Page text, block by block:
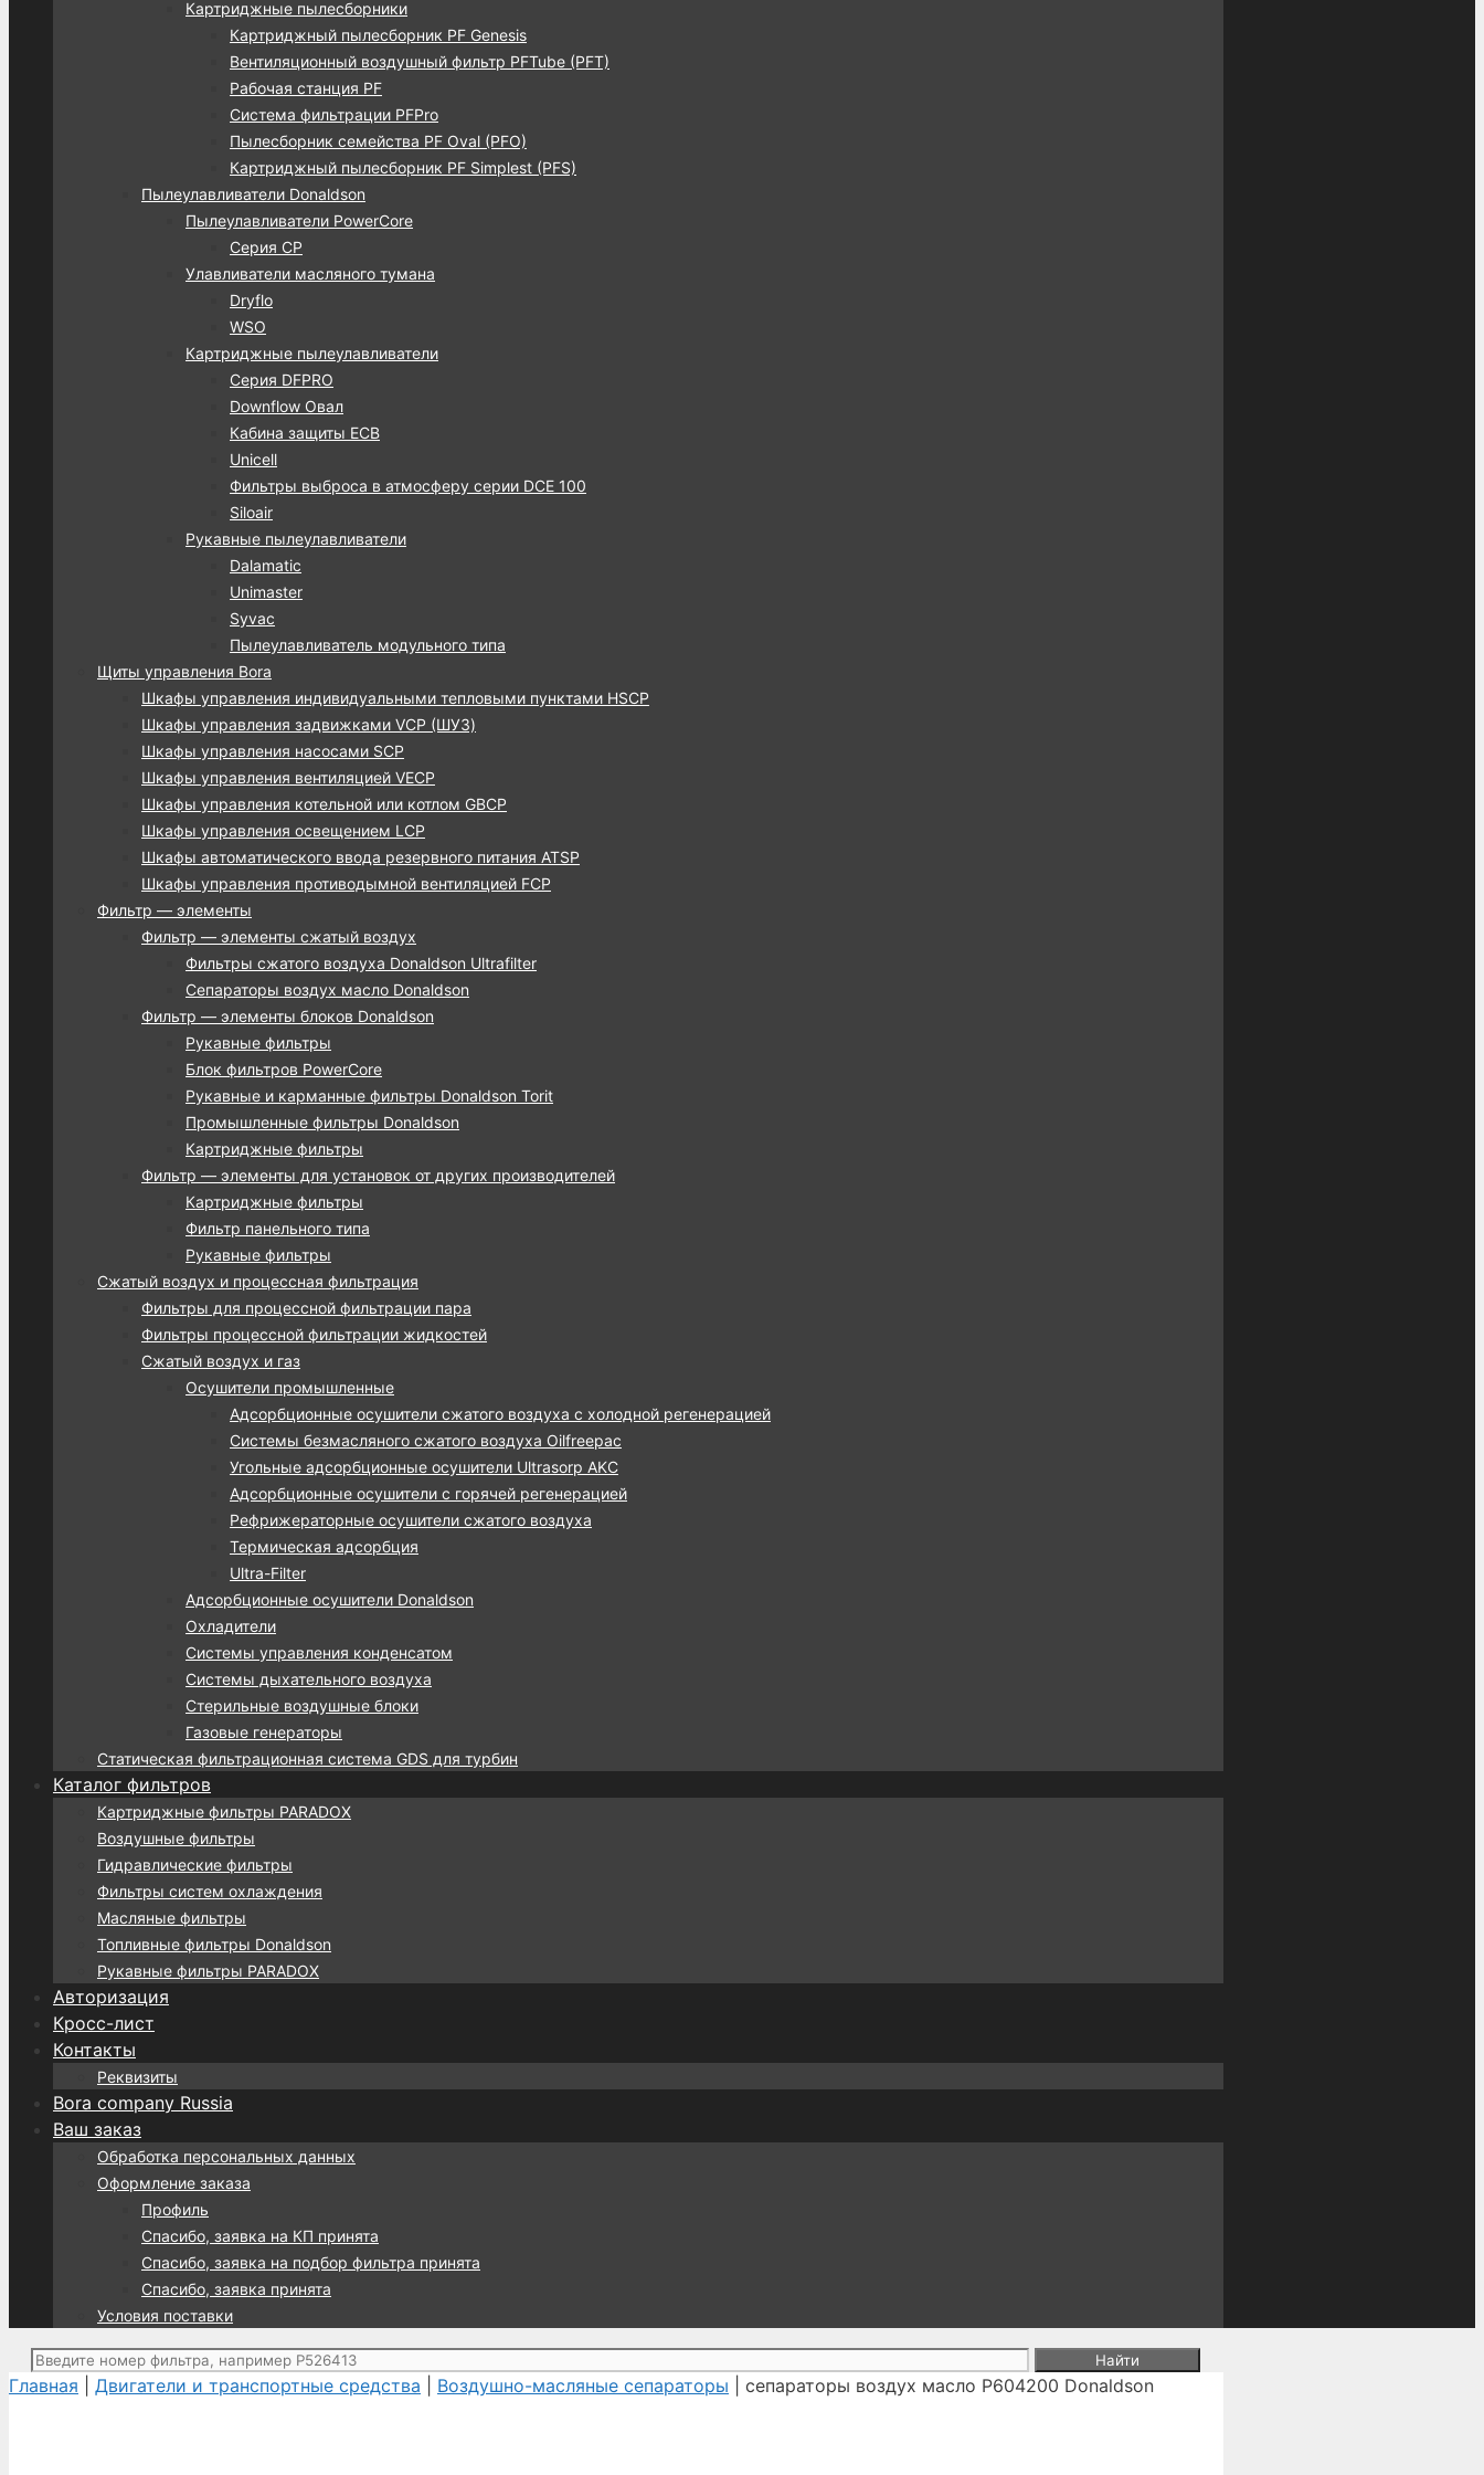
Картриджные пылесборники
Картриджный пылесборник PF Genesis
Вентиляционный воздушный фильтр PFTube (PFT)
Рабочая станция PF
Система фильтрации PFPro
Пылесборник семейства PF Oval (PFO)
Картриджный пылесборник PF Simplest (PFS)
Пылеулавливатели Donaldson
Пылеулавливатели PowerCore
Серия CP
Улавливатели масляного тумана
Dryflo
WSO
Картриджные пылеулавливатели
Серия DFPRO
Downflow Овал
Кабина защиты ECB
Unicell
Фильтры выброса в атмосферу серии DCE 100
Siloair
Рукавные пылеулавливатели
Dalamatic
Unimaster
Syvac
Пылеулавливатель модульного типа
Щиты управления Bora
Шкафы управления индивидуальными тепловыми пунктами HSCP
Шкафы управления задвижками VCP (ШУЗ)
Шкафы управления насосами SCP
Шкафы управления вентиляцией VECP
Шкафы управления котельной или котлом GBCP
Шкафы управления освещением LCP
Шкафы автоматического ввода резервного питания ATSP
Шкафы управления противодымной вентиляцией FCP
Фильтр — элементы
Фильтр — элементы сжатый воздух
Фильтры сжатого воздуха Donaldson Ultrafilter
Сепараторы воздух масло Donaldson
Фильтр — элементы блоков Donaldson
Рукавные фильтры
Блок фильтров PowerCore
Рукавные и карманные фильтры Donaldson Torit
Промышленные фильтры Donaldson
Картриджные фильтры
Фильтр — элементы для установок от других производителей
Картриджные фильтры
Фильтр панельного типа
Рукавные фильтры
Сжатый воздух и процессная фильтрация
Фильтры для процессной фильтрации пара
Фильтры процессной фильтрации жидкостей
Сжатый воздух и газ
Осушители промышленные
Адсорбционные осушители сжатого воздуха с холодной регенерацией
Системы безмасляного сжатого воздуха Oilfreepac
Угольные адсорбционные осушители Ultrasorp AKC
Адсорбционные осушители с горячей регенерацией
Рефрижераторные осушители сжатого воздуха
Термическая адсорбция
Ultra-Filter
Адсорбционные осушители Donaldson
Охладители
Системы управления конденсатом
Системы дыхательного воздуха
Стерильные воздушные блоки
Газовые генераторы
Статическая фильтрационная система GDS для турбин
Каталог фильтров
Картриджные фильтры PARADOX
Воздушные фильтры
Гидравлические фильтры
Фильтры систем охлаждения
Масляные фильтры
Топливные фильтры Donaldson
Рукавные фильтры PARADOX
Авторизация
Кросс-лист
Контакты
Реквизиты
Bora company Russia
Ваш заказ
Обработка персональных данных
Оформление заказа
Профиль
Спасибо, заявка на КП принята
Спасибо, заявка на подбор фильтра принята
Спасибо, заявка принята
Условия поставки
Поиск:
Главная
Двигатели и транспортные средства Воздушно-масляные сепараторы | сепараторы воздух масло P604200 Donaldson